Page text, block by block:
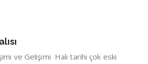
ve Gelişimi Halı tarihi çok eski